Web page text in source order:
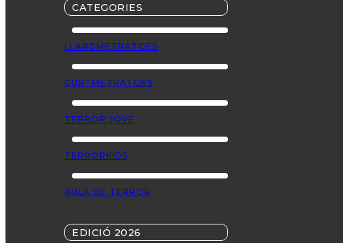
CATEGORIES
LLARGMETRATGES
CURTMETRATGES
TERROR JOVE
TERRORKIDS
AULA DE TERROR
EDICIÓ 2026